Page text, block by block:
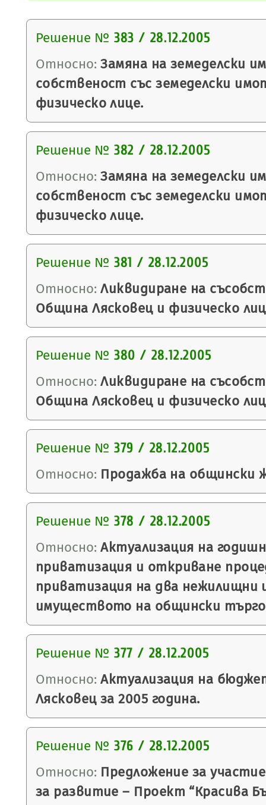
Решение № 383 / 28.12.2005
Относно: Замяна на земеделски
собственост със земеделски
физическо лице.
Решение № 382 / 28.12.2005
Относно: Замяна на земеделски
собственост със земеделски
физическо лице.
Решение № 381 / 28.12.2005
Относно: Ликвидиране на
Община Лясковец и физическо
Решение № 380 / 28.12.2005
Относно: Ликвидиране на
Община Лясковец и физическо
Решение № 379 / 28.12.2005
Относно: Продажба на общински
Решение № 378 / 28.12.2005
Относно: Актуализация на
приватизация и откриване
приватизация на два нежилищни
имуществото на общински
Решение № 377 / 28.12.2005
Относно: Актуализация на
Лясковец за 2005 година.
Решение № 376 / 28.12.2005
Относно: Предложение за
за развитие – Проект “Красива